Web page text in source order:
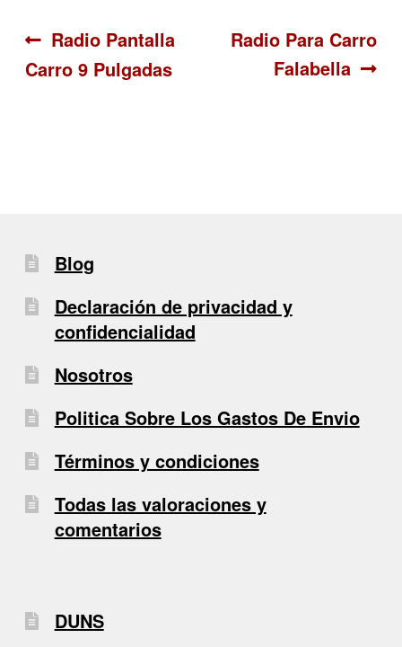
Navegación
de
Anterior:
Radio Pantalla
Carro 9 Pulgadas
Siguiente:
Radio Para Carro
Falabella
Blog
Declaración de privacidad y
confidencialidad
Nosotros
Politica Sobre Los Gastos De Envio
Términos y condiciones
Todas las valoraciones y
comentarios
DUNS